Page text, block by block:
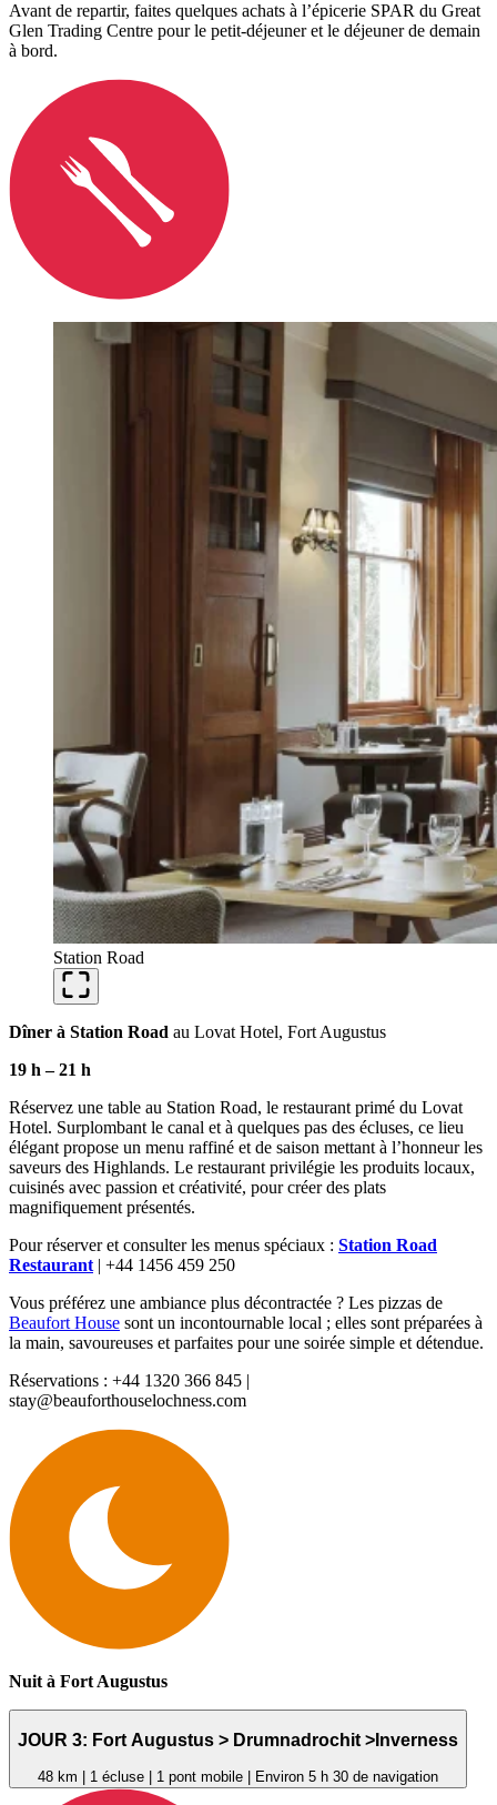
Avant de repartir, faites quelques achats à l’épicerie SPAR du Great
Glen Trading Centre pour le petit-déjeuner et le déjeuner de demain
à bord.
Station Road
Dîner à Station Road au Lovat Hotel, Fort Augustus
19 h– 21 h
Réservez une table au Station Road, le restaurant primé du Lovat
Hotel. Surplombant le canal et à quelques pas des écluses, ce lieu
élégant propose un menu raffiné et de saison mettant à l’honneur les
saveurs des Highlands. Le restaurant privilégie les produits locaux,
cuisinés avec passion et créativité, pour créer des plats
magnifiquement présentés.
Pour réserver et consulter les menus spéciaux : Station Road
Restaurant | +44 1456 459 250
Vous préférez une ambiance plus décontractée ? Les pizzas de
Beaufort House sont un incontournable local ; elles sont préparées à
la main, savoureuses et parfaites pour une soirée simple et détendue.
Réservations : +44 1320 366 845 |
stay@beauforthouselochness.com
Nuit à Fort Augustus
JOUR 3: Fort Augustus > Drumnadrochit > Inverness
48 km | 1 écluse | 1 pont mobile | Environ 5 h 30 de navigation